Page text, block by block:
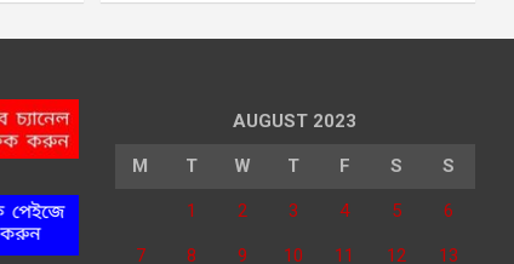
AUGUST 2023
M T W T F S S
1 2 3 4 5 6
7 8 9 10 11 12 13